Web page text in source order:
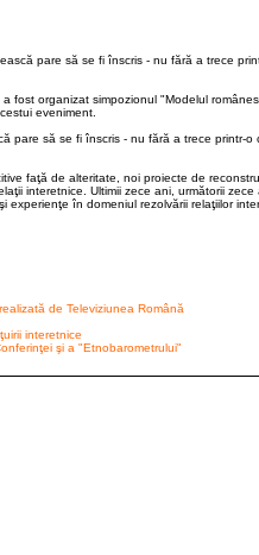
pare să se fi înscris - nu fără a trece
fost organizat simpozionul "Modelul
eveniment.
să se fi înscris - nu fără a trece
faţă de alteritate, noi proiecte de
interetnice. Ultimii zece ani, următorii
în domeniul rezolvării relaţiilor
de Televiziunea Română
interetnice
şi a "Etnobarometrului"